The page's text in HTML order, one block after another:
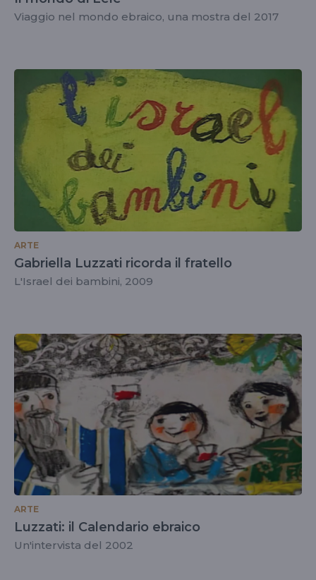
Viaggio nel mondo ebraico, una mostra del 2017
ARTE
Gabriella Luzzati ricorda il fratello
L'Israel dei bambini, 2009
ARTE
Luzzati: il Calendario ebraico
Un'intervista del 2002